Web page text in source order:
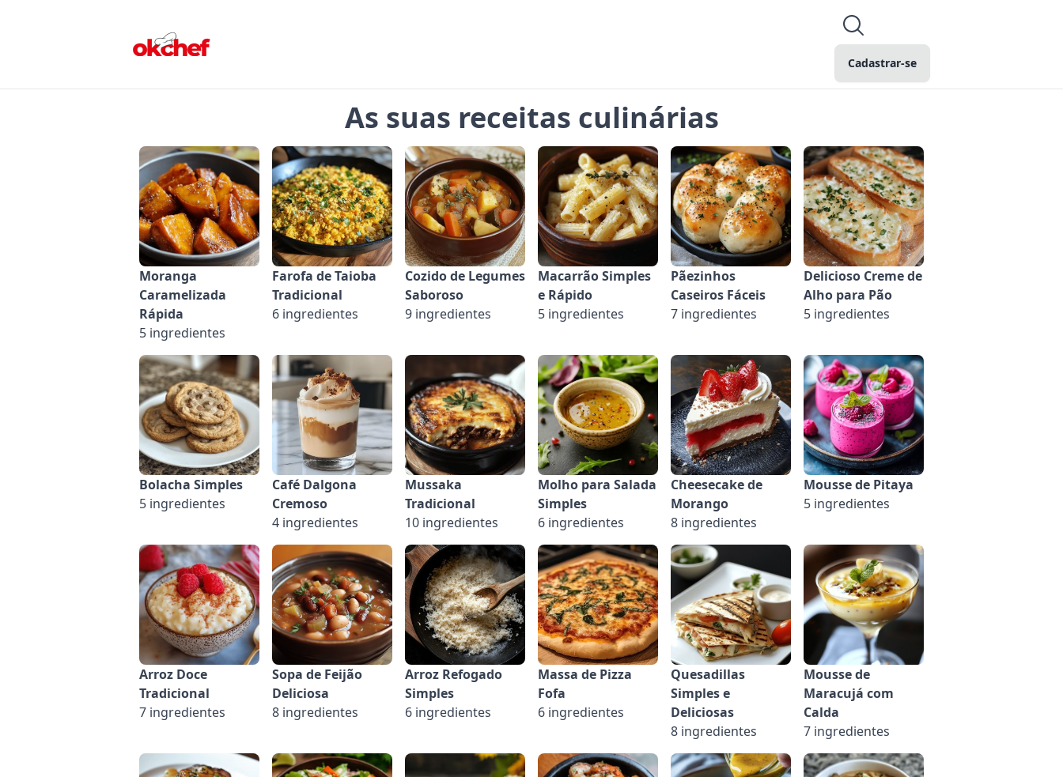
Cadastrar-se
As suas receitas culinárias
Moranga
Caramelizada
Rápida
5 ingredientes
Farofa de Taioba
Tradicional
6 ingredientes
Cozido de Legumes
Saboroso
9 ingredientes
Macarrão Simples
e Rápido
5 ingredientes
Pãezinhos
Caseiros Fáceis
7 ingredientes
Delicioso Creme de
Alho para Pão
5 ingredientes
Bolacha Simples
5 ingredientes
Café Dalgona
Cremoso
4 ingredientes
Mussaka
Tradicional
10 ingredientes
Molho para Salada
Simples
6 ingredientes
Cheesecake de
Morango
8 ingredientes
Mousse de Pitaya
5 ingredientes
Arroz Doce
Tradicional
7 ingredientes
Sopa de Feijão
Deliciosa
8 ingredientes
Arroz Refogado
Simples
6 ingredientes
Massa de Pizza
Fofa
6 ingredientes
Quesadillas
Simples e
Deliciosas
8 ingredientes
Mousse de
Maracujá com
Calda
7 ingredientes